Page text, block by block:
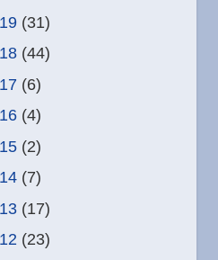
(31)
(44)
(6)
(4)
(2)
(7)
(17)
(23)